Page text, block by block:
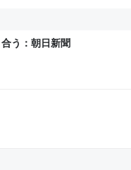
う：朝日新聞